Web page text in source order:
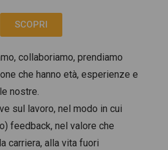
SCOPRI
collaboriamo, prendiamo
che hanno età, esperienze e
nostre.
sul lavoro, nel modo in cui
feedback, nel valore che
carriera, alla vita fuori